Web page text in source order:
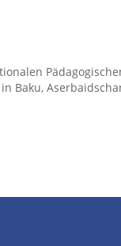
Baku,